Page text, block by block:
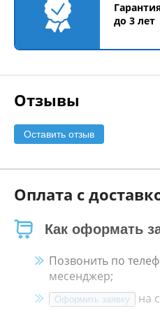
до 3 лет
Отзывы
Оставить отзыв
Оплата с
Как оформать
Позвонить по
месенджер;
Оформить заявку
на